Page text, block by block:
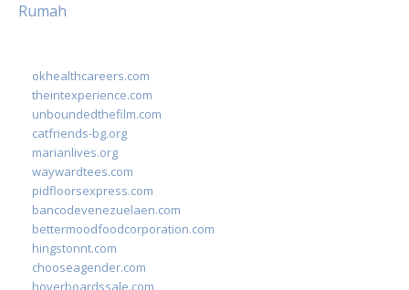
Rumah
okhealthcareers.com
theintexperience.com
unboundedthefilm.com
catfriends-bg.org
marianlives.org
waywardtees.com
pidfloorsexpress.com
bancodevenezuelaen.com
bettermoodfoodcorporation.com
hingstonnt.com
chooseagender.com
hoverboardssale.com